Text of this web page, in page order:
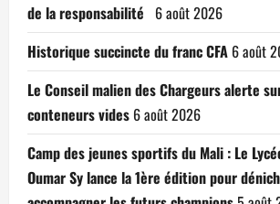
de la responsabilité 6 août 2026
Historique succincte du franc CFA 6 août
Le Conseil malien des Chargeurs alerte
conteneurs vides 6 août 2026
Camp des jeunes sportifs du Mali : Le
Oumar Sy lance la 1ère édition pour